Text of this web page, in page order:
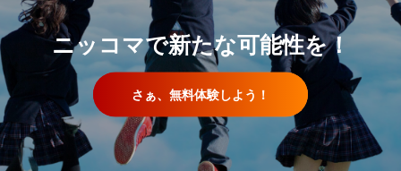
ニッコマで新たな可能性を！
さぁ、無料体験しよう！